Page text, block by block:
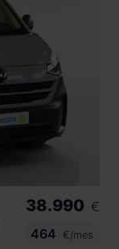
38.990 €
464
€/mes